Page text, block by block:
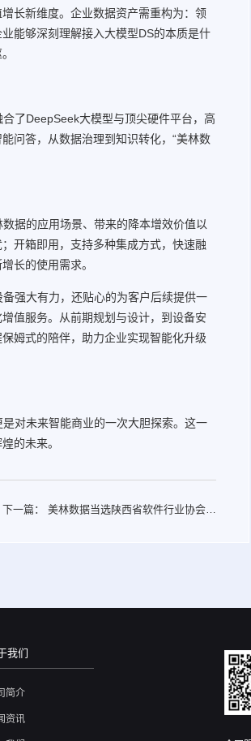
长新维度。企业数据资产需重构为：领
能够深刻理解接入大模型DS的本质是什
了DeepSeek大模型与顶尖硬件平台，高
问答，从数据治理到知识转化，“美林数
据的应用场景、带来的降本增效价值以
开箱即用，支持多种集成方式，快速融
长的使用需求。
强大有力，还贴心的为客户后续提供一
值服务。从前期规划与设计，到设备安
姆式的陪伴，助力企业实现智能化升级
对未来智能商业的一次大胆探索。这一
的未来。
下一篇：美林数据当选陕西省软件行业协会副
我们
简介
资讯